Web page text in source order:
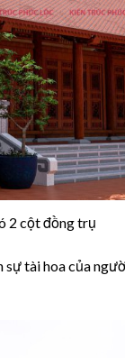
2 cột đồng trụ
tài hoa của